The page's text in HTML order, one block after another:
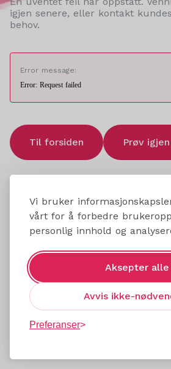
Vi bruker
vårt for å forbedre
personlig innhold og
Aksepter alle
Avvis ikke-
Preferanser
igjen senere, eller kontakt
behov.
Error message:
Error: Request failed
Til forsiden Prøv igjen